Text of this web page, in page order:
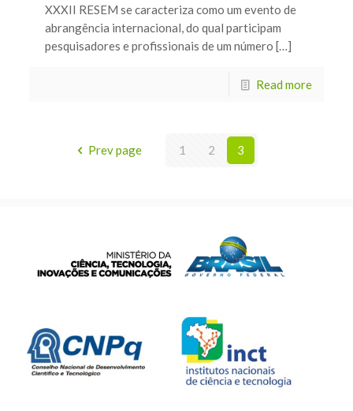
XXXII RESEM se caracteriza como um evento de
abrangência internacional, do qual participam
pesquisadores e profissionais de um número […]
Read more
Prev page 1 2 3